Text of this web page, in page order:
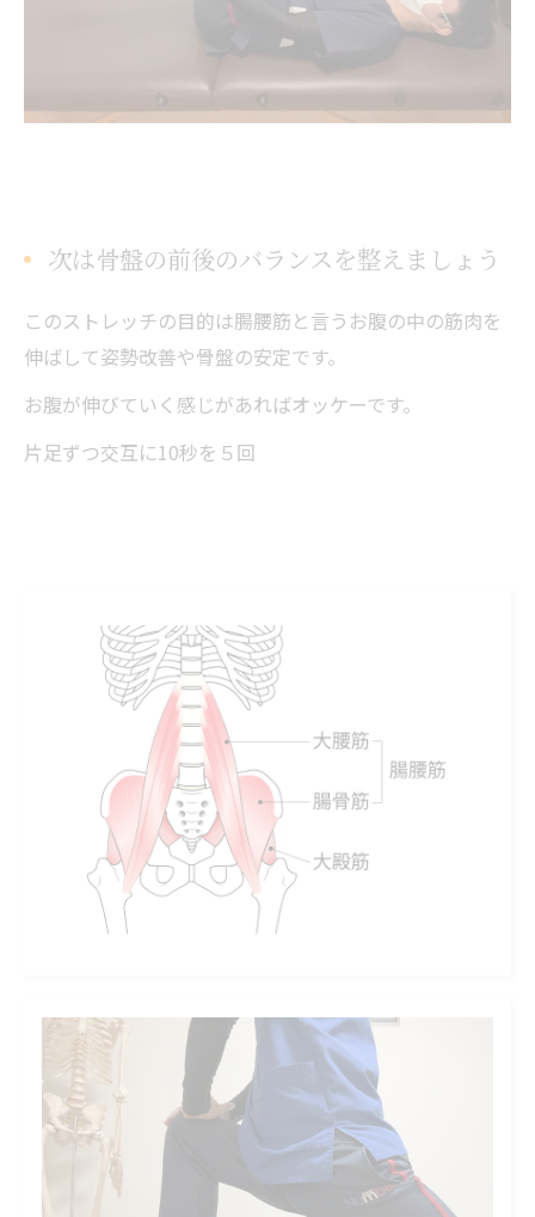
次は骨盤の前後のバランスを整えましょう
このストレッチの目的は腸腰筋と言うお腹の中の筋肉を
伸ばして姿勢改善や骨盤の安定です。
お腹が伸びていく感じがあればオッケーです。
片足ずつ交互に10秒を５回